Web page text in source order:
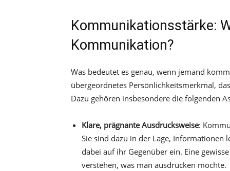
Kommunikationsstärke:
Kommunikation?
Was bedeutet es genau, wenn jemand
übergeordnetes Persönlichkeitsmerkmal,
Dazu gehören insbesondere die folgenden
Klare, prägnante Ausdrucksweise:
Sie sind dazu in der Lage, Informationen
dabei auf ihr Gegenüber ein. Eine
verstehen, was man ausdrücken möchte.